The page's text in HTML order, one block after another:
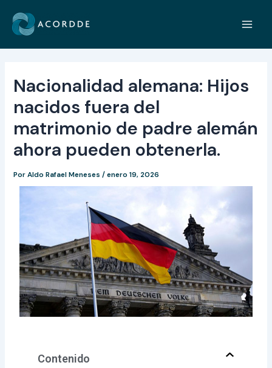
contenido
Nacionalidad alemana: Hijos
nacidos fuera del
matrimonio de padre alemán
ahora pueden obtenerla.
PorAldo Rafael Meneses/enero 19, 2026
Contenido
de
entradas